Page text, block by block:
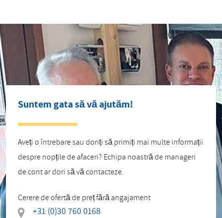
Suntem gata să vă ajutăm!
Aveți o întrebare sau doriți să primiți mai multe informații
despre nopțile de afaceri? Echipa noastră de manageri
de cont ar dori să vă contacteze.
Cerere de ofertă de preț fără angajament
+31 (0)30 760 0168